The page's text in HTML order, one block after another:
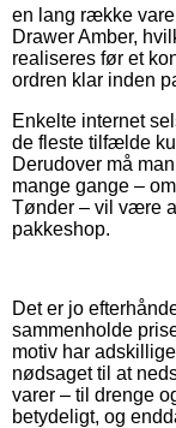
en lang række
Drawer Amber,
realiseres før et
ordren klar inden
Enkelte internet
de fleste tilfælde
Derudover må
mange gange –
Tønder – vil være
pakkeshop.
Det er jo
sammenholde
motiv har
nødsaget til at
varer – til drenge
betydeligt, og